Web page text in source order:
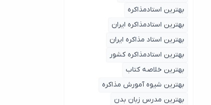
بهترین استادمذاکره
بهترین استادمذاکره ایران
بهترین استاد مذاکره ایران
بهترین استادمذاکره کشور
بهترین خلاصه کتاب
بهترین شیوه آمورش مذاکره
بهترین مدرس زبان بدن